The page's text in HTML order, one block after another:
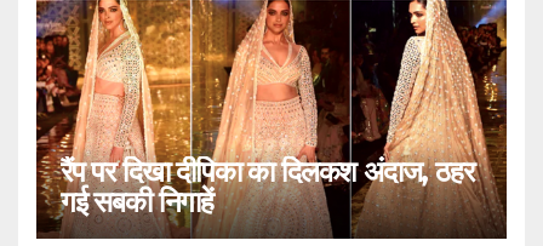
रैंप पर दिखा दीपिका का दिलकश अंदाज, ठहर
गई सबकी निगाहें